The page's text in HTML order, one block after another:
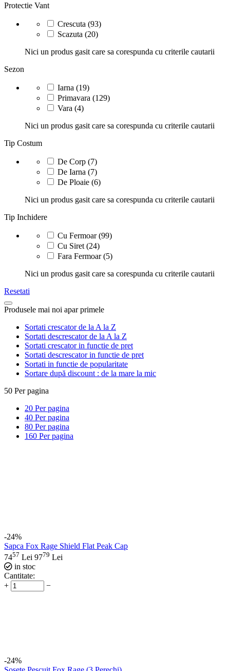
Protectie Vant
Crescuta (93)
Scazuta (20)
Nici un produs gasit care sa corespunda cu criterile cautarii
Sezon
Iarna (19)
Primavara (129)
Vara (4)
Nici un produs gasit care sa corespunda cu criterile cautarii
Tip Costum
De Corp (7)
De Iarna (7)
De Ploaie (6)
Nici un produs gasit care sa corespunda cu criterile cautarii
Tip Inchidere
Cu Fermoar (99)
Cu Siret (24)
Fara Fermoar (5)
Nici un produs gasit care sa corespunda cu criterile cautarii
Resetati
Produsele mai noi apar primele
Sortati crescator de la A la Z
Sortati descrescator de la A la Z
Sortati crescator in functie de pret
Sortati descrescator in functie de pret
Sortati in functie de popularitate
Sortare după discount : de la mare la mic
50 Per pagina
20 Per pagina
40 Per pagina
80 Per pagina
160 Per pagina
-24%
Sapca Fox Rage Shield Flat Peak Cap
7457 Lei 9779 Lei
in stoc
Cantitate:
+
−
-24%